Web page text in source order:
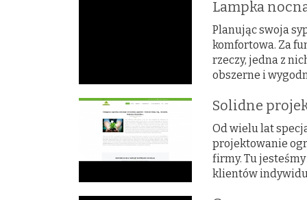
Lampka
Planując swoja
komfortowa. Za
rzeczy, jedna z
obszerne i
Solidne
Od wielu lat
projektowanie
firmy. Tu
klientów